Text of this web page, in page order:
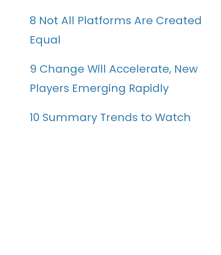
8 Not All Platforms Are Created
Equal
9 Change Will Accelerate, New
Players Emerging Rapidly
10 Summary Trends to Watch